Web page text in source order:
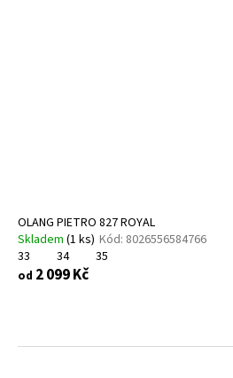
ů
OLANG PIETRO 827 ROYAL
Skladem (1 ks) Kód: 8026556584766
33
34 35
od 2 099 Kč